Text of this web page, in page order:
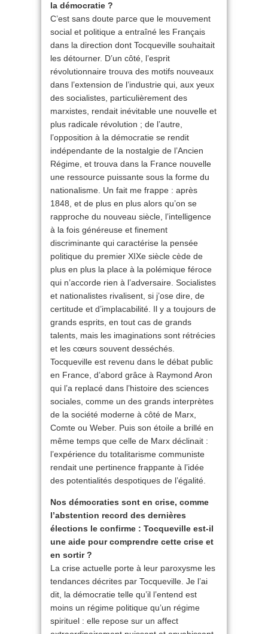
la démocratie ?
C’est sans doute parce que le mouvement
social et politique a entraîné les Français
dans la direction dont Tocqueville souhaitait
les détourner. D’un côté, l’esprit
révolutionnaire trouva des motifs nouveaux
dans l’extension de l’industrie qui, aux yeux
des socialistes, particulièrement des
marxistes, rendait inévitable une nouvelle et
plus radicale révolution ; de l’autre,
l’opposition à la démocratie se rendit
indépendante de la nostalgie de l’Ancien
Régime, et trouva dans la France nouvelle
une ressource puissante sous la forme du
nationalisme. Un fait me frappe : après
1848, et de plus en plus alors qu’on se
rapproche du nouveau siècle, l’intelligence
à la fois généreuse et finement
discriminante qui caractérise la pensée
politique du premier XIXe siècle cède de
plus en plus la place à la polémique féroce
qui n’accorde rien à l’adversaire. Socialistes
et nationalistes rivalisent, si j’ose dire, de
certitude et d’implacabilité. Il y a toujours de
grands esprits, en tout cas de grands
talents, mais les imaginations sont rétrécies
et les cœurs souvent desséchés.
Tocqueville est revenu dans le débat public
en France, d’abord grâce à Raymond Aron
qui l’a replacé dans l’histoire des sciences
sociales, comme un des grands interprètes
de la société moderne à côté de Marx,
Comte ou Weber. Puis son étoile a brillé en
même temps que celle de Marx déclinait :
l’expérience du totalitarisme communiste
rendait une pertinence frappante à l’idée
des potentialités despotiques de l’égalité.
Nos démocraties sont en crise, comme
l’abstention record des dernières
élections le confirme : Tocqueville est-il
une aide pour comprendre cette crise et
en sortir ?
La crise actuelle porte à leur paroxysme les
tendances décrites par Tocqueville. Je l’ai
dit, la démocratie telle qu’il l’entend est
moins un régime politique qu’un régime
spirituel : elle repose sur un affect